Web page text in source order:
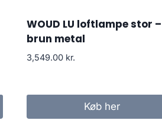
WOUD LU loftlampe stor –
brun metal
3,549.00 kr.
Køb her